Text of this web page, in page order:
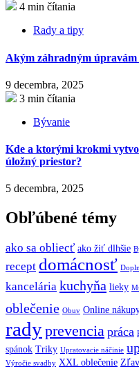
4 min čítania
Rady a tipy
Akým záhradným úpravám
9 decembra, 2025
3 min čítania
Bývanie
Kde a ktorými krokmi
úložný priestor?
5 decembra, 2025
Obľúbené témy
ako sa obliecť ako žiť dlhšie
recept domácnosť
kancelária kuchyňa lieky
oblečenie Obuv Online
radyprevencia práca
spánok Triky Upratovacie náčinie
Výročie svadby XXL oblečenie